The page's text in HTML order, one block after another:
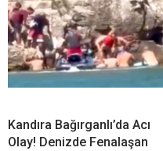
Kandıra Bağırganlı’da Acı
Olay! Denizde Fenalaşan